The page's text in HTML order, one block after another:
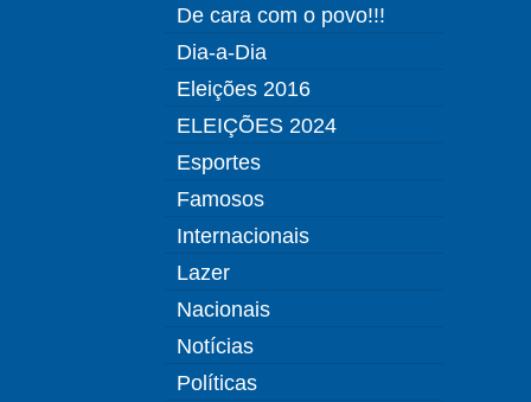
De cara com o povo!!!
Dia-a-Dia
Eleições 2016
ELEIÇÕES 2024
Esportes
Famosos
Internacionais
Lazer
Nacionais
Notícias
Políticas